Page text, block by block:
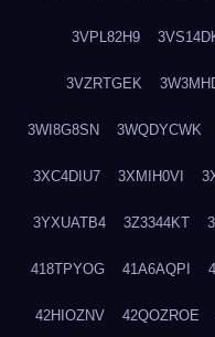
3VPL82H9
3VZRTGEK
3WI8G8SN 3WQDYCWK
3XC4DIU7 3XMIH0VI
3YXUATB4 3Z3344KT
418TPYOG 41A6AQPI
42HIOZNV 42QOZROE